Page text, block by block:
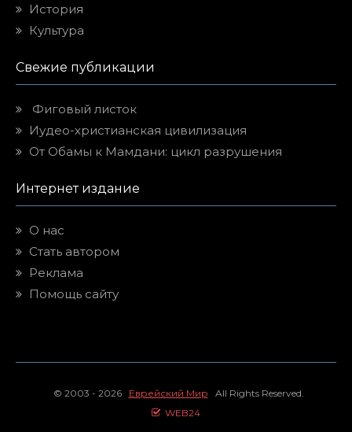
История
Культура
Свежие публикации
Фиговый листок
Иудео-христианская цивилизация
От Обамы к Мамдани: цикл разрушения
Интернет издание
О нас
Стать автором
Реклама
Помощь сайту
© 2003 - 2026 Еврейский Мир All Rights Reserved.
WEB24